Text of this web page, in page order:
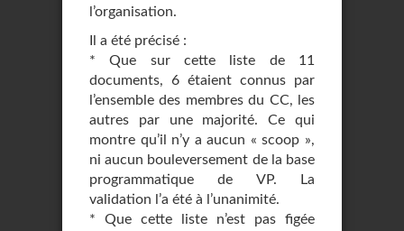
l’organisation.
Il a été précisé :
* Que sur cette liste de 11
documents, 6 étaient connus par
l’ensemble des membres du CC, les
autres par une majorité. Ce qui
montre qu’il n’y a aucun « scoop »,
ni aucun bouleversement de la base
programmatique de VP. La
validation l’a été à l’unanimité.
* Que cette liste n’est pas figée